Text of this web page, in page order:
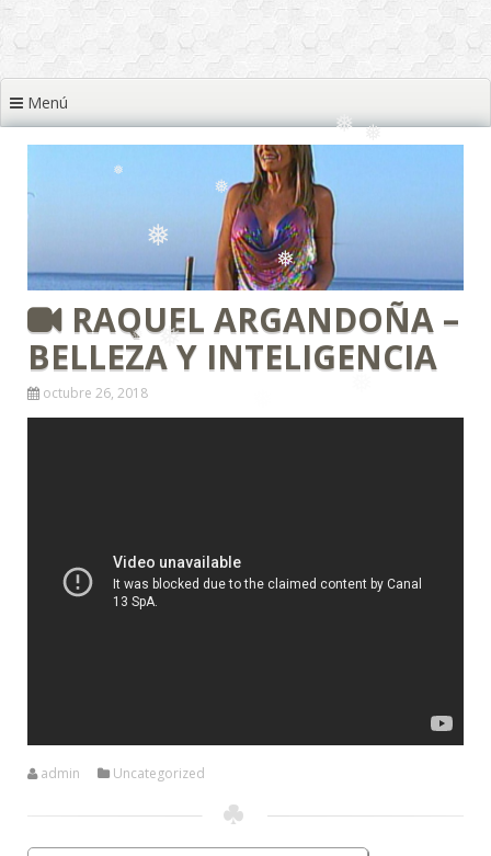
❅
❅
❅
❅
❅
❅
Menú
RAQUEL ARGANDOÑA –
BELLEZA Y INTELIGENCIA
octubre 26, 2018
admin Uncategorized